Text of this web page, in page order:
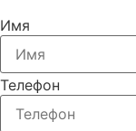
Имя
Телефон